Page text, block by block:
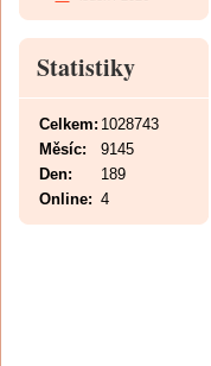
Statistiky
Online: 4
Celkem: 1028743
Měsíc:
9145
Den:
189